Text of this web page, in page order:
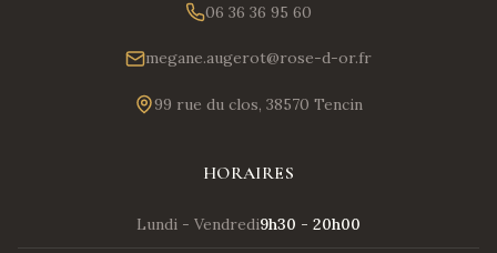
06 36 36 95 60
megane.augerot@rose-d-or.fr
99 rue du clos, 38570 Tencin
HORAIRES
Lundi - Vendredi9h30 - 20h00